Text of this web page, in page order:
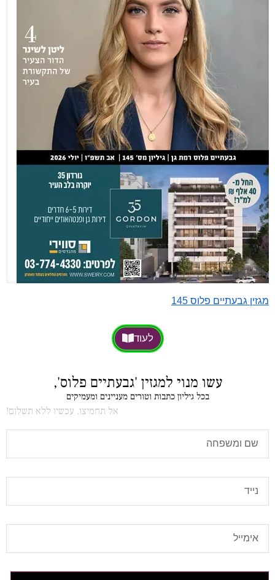
מגזין גבעתיים פלוס 145
לעוד
עשו מנוי למגזין 'גבעתיים פלוס',
בכל גיליון כתבות וטורים מעניינים ומעמיקים
אל תחמיצו, עכשיו ללא תשלום!